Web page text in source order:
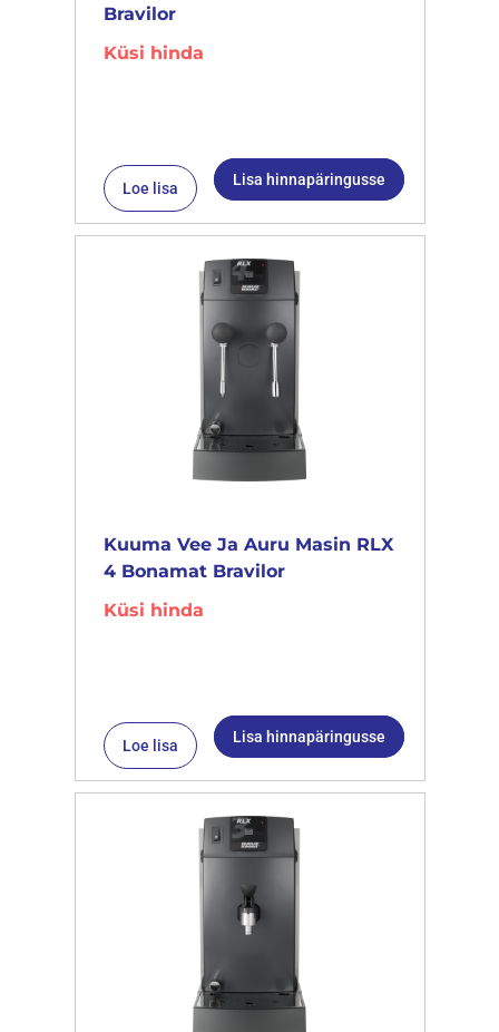
Bravilor
Küsi hinda
Loe lisa Lisa hinnapäringusse
Kuuma Vee Ja Auru Masin RLX
4 Bonamat Bravilor
Küsi hinda
Loe lisa Lisa hinnapäringusse